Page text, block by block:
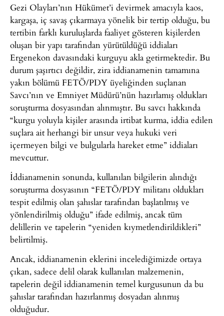
Gezi Olayları’nın Hükümet’i devirmek amacıyla kaos,
kargaşa, iç savaş çıkarmaya yönelik bir tertip olduğu, bu
tertibin farklı kuruluşlarda faaliyet gösteren kişilerden
oluşan bir yapı tarafından yürütüldüğü iddiaları
Ergenekon davasındaki kurguyu akla getirmektedir. Bu
durum şaşırtıcı değildir, zira iddianamenin tamamına
yakın bölümü FETÖ/PDY üyeliğinden suçlanan
Savcı’nın ve Emniyet Müdürü’nün hazırlamış oldukları
soruşturma dosyasından alınmıştır. Bu savcı hakkında
“kurgu yoluyla kişiler arasında irtibat kurma, iddia edilen
suçlara ait herhangi bir unsur veya hukuki veri
içermeyen bilgi ve bulgularla hareket etme” iddiaları
mevcuttur.
İddianamenin sonunda, kullanılan bilgilerin alındığı
soruşturma dosyasının “FETÖ/PDY militanı oldukları
tespit edilmiş olan şahıslar tarafından başlatılmış ve
yönlendirilmiş olduğu” ifade edilmiş, ancak tüm
delillerin ve tapelerin “yeniden kıymetlendirildikleri”
belirtilmiş.
Ancak, iddianamenin eklerini incelediğimizde ortaya
çıkan, sadece delil olarak kullanılan malzemenin,
tapelerin değil iddianamenin temel kurgusunun da bu
şahıslar tarafından hazırlanmış dosyadan alınmış
olduğudur.